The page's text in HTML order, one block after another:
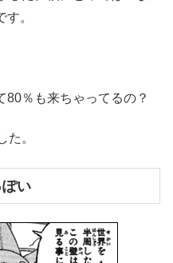
す。
％も来ちゃってるの？
た。
い